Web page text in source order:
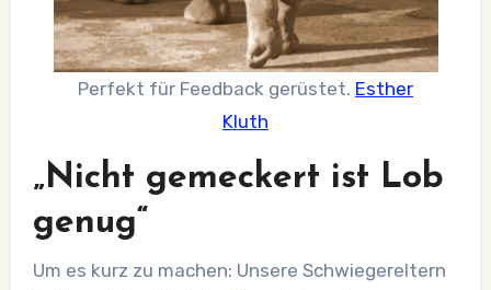
Perfekt für Feedback gerüstet. Esther
Kluth
„Nicht gemeckert ist Lob
genug“
Um es kurz zu machen: Unsere Schwiegereltern